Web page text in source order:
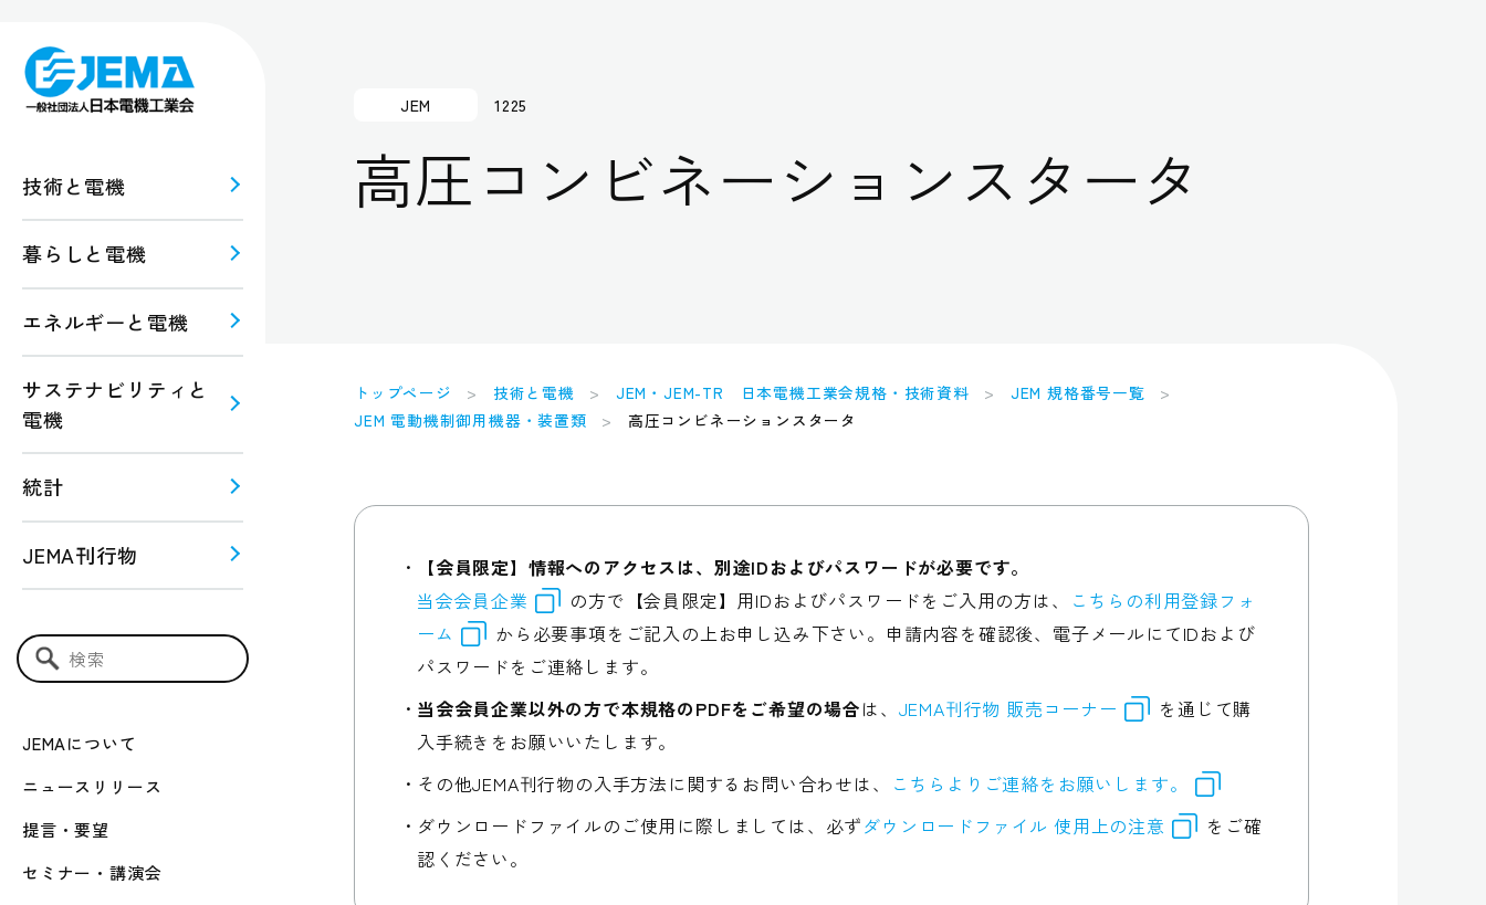
技術と電機
暮らしと電機
エネルギーと電機
サステナビリティと
電機
統計
JEMA刊行物
検索キーワード入力
JEMAについて
ニュースリリース
提言・要望
セミナー・講演会
連
！
ギー
JEM 1225
高圧コンビネーションスタータ
トップページ 技術と電機 JEM・JEM-TR 日本電機工業会規格・技術資料
JEM 規格番号一覧
JEM 電動機制御用機器・装置類
高圧コンビネーションスタータ
【会員限定】情報へのアクセスは、別途IDおよびパスワードが必要です。
当会会員企業
の方で【会員限定】用IDおよびパスワードをご入用の方は、
こちらの利用登録フォ
ーム
から必要事項をご記入の上お申し込み下さい。申請内容を確認後、電子メールにてIDおよび
パスワードをご連絡します。
当会会員企業以外の方で本規格のPDFをご希望の場合は、 JEMA刊行物 販売コーナー
を通じて購
入手続きをお願いいたします。
その他JEMA刊行物の入手方法に関するお問い合わせは、
こちらよりご連絡をお願いします。
ダウンロードファイルのご使用に際しましては、必ずダウンロードファイル 使用上の注意
をご確
認ください。